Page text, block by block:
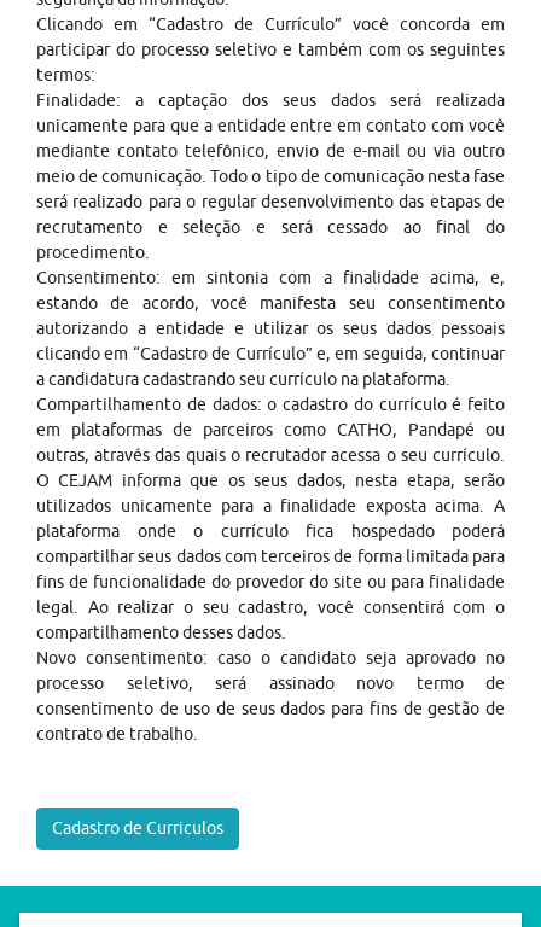
Clicando em “Cadastro de Currículo” você concorda em
participar do processo seletivo e também com os seguintes
termos:
Finalidade: a captação dos seus dados será realizada
unicamente para que a entidade entre em contato com você
mediante contato telefônico, envio de e-mail ou via outro
meio de comunicação. Todo o tipo de comunicação nesta fase
será realizado para o regular desenvolvimento das etapas de
recrutamento e seleção e será cessado ao final do
procedimento.
Consentimento: em sintonia com a finalidade acima, e,
estando de acordo, você manifesta seu consentimento
autorizando a entidade e utilizar os seus dados pessoais
clicando em “Cadastro de Currículo” e, em seguida, continuar
a candidatura cadastrando seu currículo na plataforma.
Compartilhamento de dados: o cadastro do currículo é feito
em plataformas de parceiros como CATHO, Pandapé ou
outras, através das quais o recrutador acessa o seu currículo.
O CEJAM informa que os seus dados, nesta etapa, serão
utilizados unicamente para a finalidade exposta acima. A
plataforma onde o currículo fica hospedado poderá
compartilhar seus dados com terceiros de forma limitada para
fins de funcionalidade do provedor do site ou para finalidade
legal. Ao realizar o seu cadastro, você consentirá com o
compartilhamento desses dados.
Novo consentimento: caso o candidato seja aprovado no
processo seletivo, será assinado novo termo de
consentimento de uso de seus dados para fins de gestão de
contrato de trabalho.
Cadastro de Curriculos